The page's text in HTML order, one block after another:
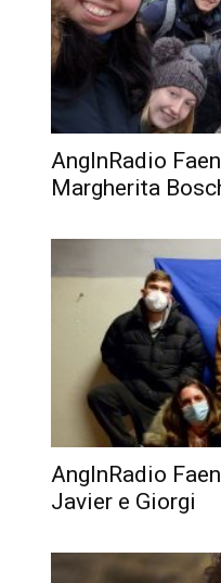
AngInRadio
Margherita
AngInRadio
Javier e Giorgi